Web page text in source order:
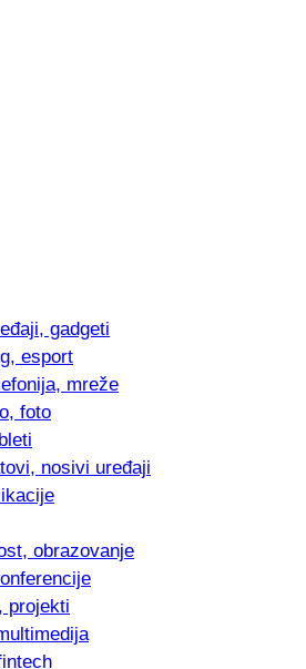
gadgeti
esport
mreže
foto
nosivi uređaji
obrazovanje
projekti